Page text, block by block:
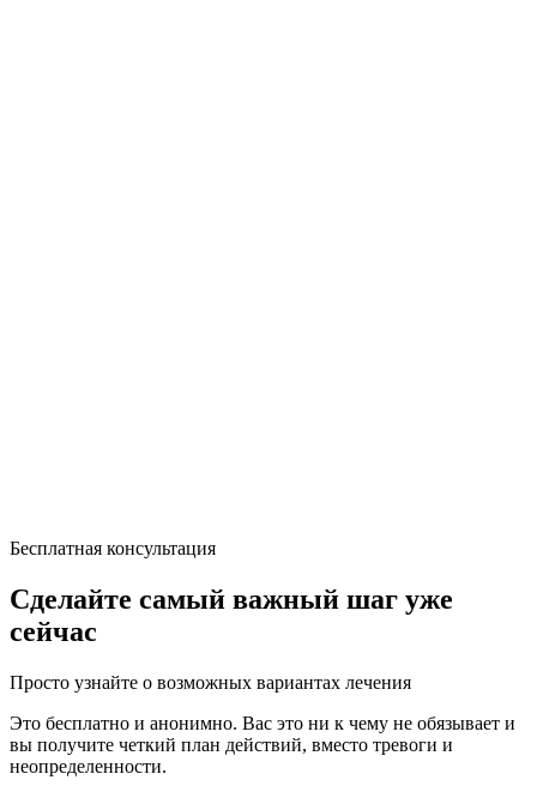
Бесплатная консультация
Сделайте самый важный шаг уже
сейчас
Просто узнайте о возможных вариантах лечения
Это бесплатно и анонимно. Вас это ни к чему не обязывает и
вы получите четкий план действий, вместо тревоги и
неопределенности.